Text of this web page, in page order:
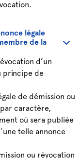
légale
de la
d’un
principe de
de démission ou
caractère,
où sera publiée
telle annonce
ou révocation